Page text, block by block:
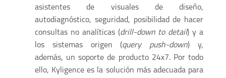
asistentes de visuales de diseño,
autodiagnóstico, seguridad, posibilidad de hacer
consultas no analíticas (drill-down to detail) y a
los sistemas origen (query push-down) y,
además, un soporte de producto 24x7. Por todo
ello, Kyligence es la solución más adecuada para